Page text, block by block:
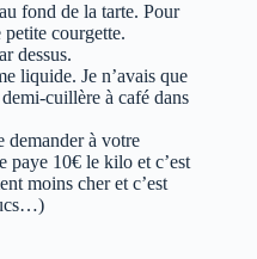
fond de la tarte. Pour
petite courgette.
dessus.
liquide. Je n’avais que
cuillère à café dans
demander à votre
paye 10€ le kilo et c’est
moins cher et c’est